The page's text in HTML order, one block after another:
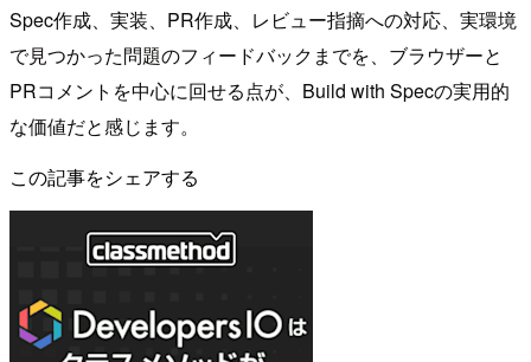
Spec作成、実装、PR作成、レビュー指摘への対応、実環境
で見つかった問題のフィードバックまでを、ブラウザーと
PRコメントを中心に回せる点が、Build with Specの実用的
な価値だと感じます。
この記事をシェアする